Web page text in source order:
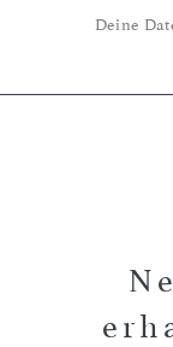
Deine